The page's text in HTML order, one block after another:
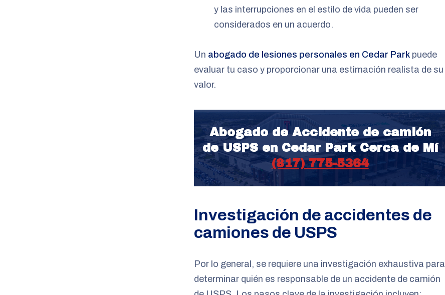
y las interrupciones en el estilo de vida pueden ser
considerados en un acuerdo.
Un abogado de lesiones personales en Cedar Park puede
evaluar tu caso y proporcionar una estimación realista de su
valor.
Abogado de Accidente de camión
de USPS en Cedar Park Cerca de Mí
(817) 775-5364
Investigación de accidentes de
camiones de USPS
Por lo general, se requiere una investigación exhaustiva para
determinar quién es responsable de un accidente de camión